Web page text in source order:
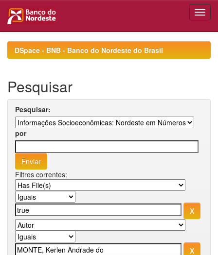
navigationDSpace - BNB - Banco do Nordeste do Brasil
Pesquisar
Pesquisar:
por
Filtros correntes: